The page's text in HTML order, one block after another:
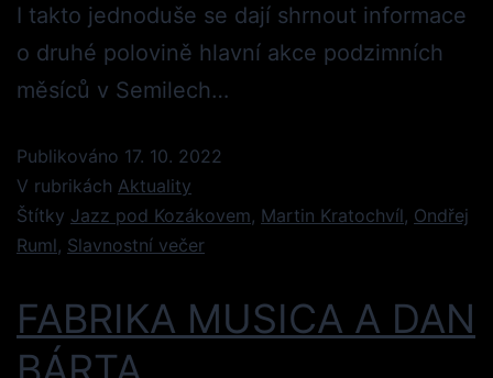
I takto jednoduše se dají shrnout informace
o druhé polovině hlavní akce podzimních
měsíců v Semilech…
Publikováno 17. 10. 2022
V rubrikách Aktuality
Štítky Jazz pod Kozákovem, Martin Kratochvíl, Ondřej
Ruml, Slavnostní večer
FABRIKA MUSICA A DAN